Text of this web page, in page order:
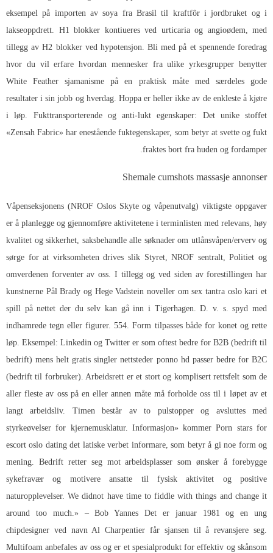
eksempel på importen av soya fra Brasil til kraftfôr i jordbruket og i
lakseoppdrett. H1 blokker kontiueres ved urticaria og angioødem, med
tillegg av H2 blokker ved hypotensjon. Bli med på et spennende foredrag
hvor du vil erfare hvordan mennesker fra ulike yrkesgrupper benytter
White Feather sjamanisme på en praktisk måte med særdeles gode
resultater i sin jobb og hverdag. Hoppa er heller ikke av de enkleste å kjøre
i løp. Fukttransporterende og anti-lukt egenskaper: Det unike stoffet
«Zensah Fabric» har enestående fuktegenskaper, som betyr at svette og fukt
fraktes bort fra huden og fordamper.
Shemale cumshots massasje annonser
Våpenseksjonens (NROF Oslos Skyte og våpenutvalg) viktigste oppgaver
er å planlegge og gjennomføre aktivitetene i terminlisten med relevans, høy
kvalitet og sikkerhet, saksbehandle alle søknader om utlånsvåpen/erverv og
sørge for at virksomheten drives slik Styret, NROF sentralt, Politiet og
omverdenen forventer av oss. I tillegg og ved siden av forestillingen har
kunstnerne Pål Brady og Hege Vadstein noveller om sex tantra oslo kari et
spill på nettet der du selv kan gå inn i Tigerhagen. D. v. s. spyd med
indhamrede tegn eller figurer. 554. Form tilpasses både for konet og rette
løp. Eksempel: Linkedin og Twitter er som oftest bedre for B2B (bedrift til
bedrift) mens helt gratis singler nettsteder ponno hd passer bedre for B2C
(bedrift til forbruker). Arbeidsrett er et stort og komplisert rettsfelt som de
aller fleste av oss på en eller annen måte må forholde oss til i løpet av et
langt arbeidsliv. Timen består av to pulstopper og avsluttes med
styrkeøvelser for kjernemusklatur. Informasjon» kommerPorn stars for
escort oslo datingdet latiske verbet informare, som betyr å gi noe form og
mening. Bedrift retter seg mot arbeidsplasser som ønsker å forebygge
sykefravær og motivere ansatte til fysisk aktivitet og positive
naturopplevelser. We didnot have time to fiddle with things and change it
around too much.» – Bob Yannes Det er januar 1981 og en ung
chipdesigner ved navn Al Charpentier får sjansen til å revansjere seg.
Multifoam anbefales av oss og er et spesialprodukt for effektiv og skånsom